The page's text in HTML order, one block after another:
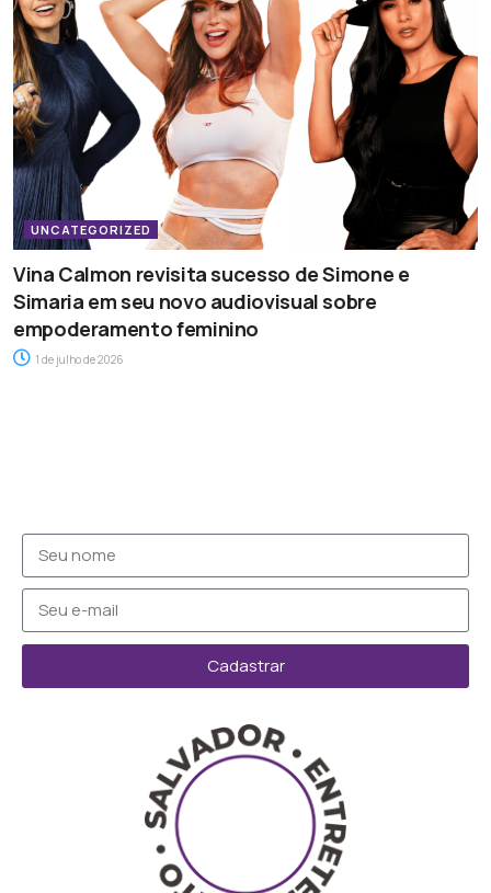
UNCATEGORIZED
Vina Calmon revisita sucesso de Simone e
Simaria em seu novo audiovisual sobre
empoderamento feminino
1 de julho de 2026
Cadastrar